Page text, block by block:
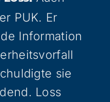
PUK. Er
Information
sie
Loss